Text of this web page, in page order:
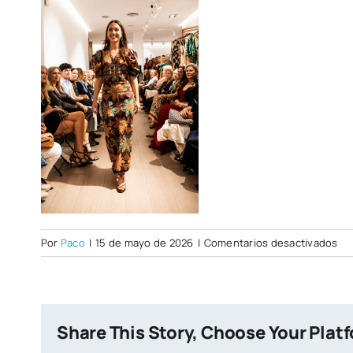
Por Paco | 15 de mayo de 2026 | Comentarios desactivadosen
Share This Story, Choose Your